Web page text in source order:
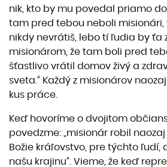
nik, kto by mu povedal priamo do
tam pred tebou neboli
nikdy nevrátiš, lebo tí ľudia by ťa
misionárom, že tam boli pred
šťastlivo vrátil domov živý a
sveta.“ Každý z misionárov
kus práce.
Keď hovoríme o dvojitom
povedzme: „misionár robil
Božie kráľovstvo, pre týchto ľudí,
našu krajinu“. Vieme, že keď